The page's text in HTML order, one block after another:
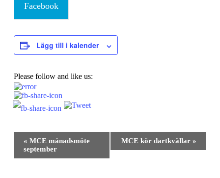
Facebook
Lägg till i kalender
Please follow and like us:
Evenemang-
navigering
« MCE månadsmöte
september
MCE kör dartkvällar »